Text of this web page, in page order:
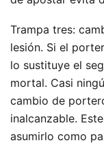
Trampa tres:
lesión. Si el
lo sustituye el
mortal. Casi
cambio de
inalcanzable.
asumirlo como